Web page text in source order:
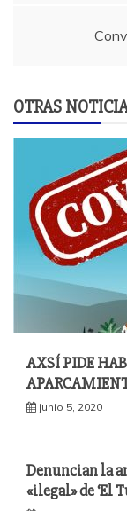
OTRAS
AXSÍ PIDE
junio 5, 2020
Denuncian la
«ilegal» de ‘El